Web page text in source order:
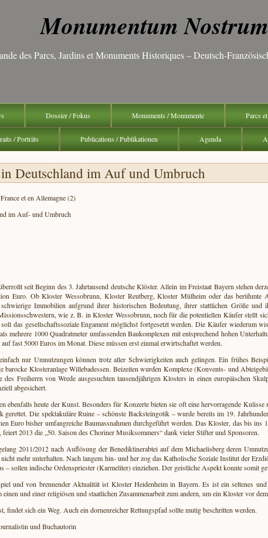
Monumentum Nostrum
des Parcs, Jardins et Monuments Historiques – Deutsch-
Dossier / Fokus Monuments / Monumente Parcs
/ Porträts Publications / Publikationen Agenda
Deutschland im Auf und Umbruch
et en Allemagne (2)
im Auf- und Umbruch
seit Beginn des 3. Jahrtausend deutsche Klöster. Allein im Freistaat Bayern stehen
Euro. Ob Kloster Wessobrunn, Kloster Reutberg, Kloster Mülheim oder das berühmte
schwierige Immobilien aufgrund ihrer historischen Bedeutung, ihrer stattlichen Größe
wie z. B. in Kloster Wessobrunn, noch für die potentiellen Käufer stellt
das gesellschaftssoziale Engament möglichst fortgesetzt werden. Die Käufer wiederum
mehrere 1000 Quadratmeter umfassenden Baukomplexen mit entsprechend hohen
fast 5000 Euros im Monat. Diese müssen erst einmal erwirtschaftet werden.
nur Umnutzungen können trotz aller Schwierigkeiten auch gelingen. Ein frühes
barocke Klosteranlage Willebadessen. Beizeiten wurden Komplexe (Konvents- und
des Freiherrn von Wrede ausgesuchten tausendjährigen Klosters in einen europäischen
abgesichert.
ebenfalls heute der Kunst. Besonders für Konzerte bieten sie oft eine hervorragende
gerettet. Die spektakuläre Ruine – schönste Backsteingotik – wurde bereits im 19.
Euro bisher umfangreiche Baumassnahmen durchgeführt werden. Das Kloster, das bis
feiert 2013 die „50. Saison des Choriner Musiksommers“ dank vieler Stifter und Sponsoren.
2011/2012 nach Auflösung der Benediktinerabtei auf dem Michaelisberg deren
mehr unterhalten. Nach langem hin- und her zog das Katholische Soziale Institut der
– sollen indische Ordenspriester (Karmeliter) einziehen. Der geistliche Aspekt konnte somit
und von brennender Aktualität ist Kloster Heidenheim in Bayern. Es ist ein seltenes
einen und einer religiösen und staatlichen Zusammenarbeit zum andern, um ein Kloster vor
findet sich ein Weg. Auch ein dornenreicher Rettungspfad sollte mutig beschritten werden.
und Buchautorin